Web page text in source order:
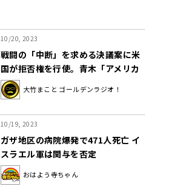
10/20, 2023
戦闘の「中断」を求める決議案に米
国が拒否権を行使。青木「アメリカ
とロシアは同じことをやっている」
大竹まこと ゴールデンラジオ！
10/19, 2023
ガザ地区の病院爆発で471人死亡 イ
スラエル軍は関与を否定
おはよう寺ちゃん